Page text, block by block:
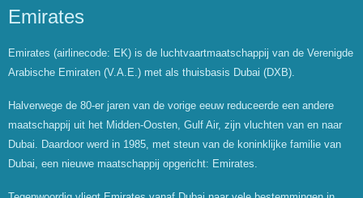
Emirates
Emirates (airlinecode: EK) is de luchtvaartmaatschappij van de Verenigde
Arabische Emiraten (V.A.E.) met als thuisbasis Dubai (DXB).
Halverwege de 80-er jaren van de vorige eeuw reduceerde een andere
maatschappij uit het Midden-Oosten, Gulf Air, zijn vluchten van en naar
Dubai. Daardoor werd in 1985, met steun van de koninklijke familie van
Dubai, een nieuwe maatschappij opgericht: Emirates.